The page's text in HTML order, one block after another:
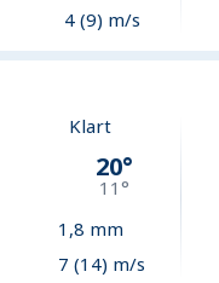
4 (9) m/s
Klart
20°
11°
1,8 mm
7 (14) m/s